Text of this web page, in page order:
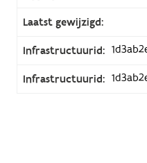
Laatst gewijzigd:
Infrastructuurid:
Infrastructuurid: